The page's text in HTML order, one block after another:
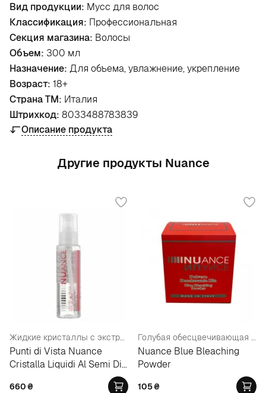
Вид продукции: Мусс для волос
Классификация: Профессиональная
Секция магазина: Волосы
Объем: 300 мл
Назначение: Для объема, увлажнение, укрепление
Возраст: 18+
Страна ТМ: Италия
Штрихкод: 8033488783839
Описание продукта
Другие продукты Nuance
Жидкие кристаллы с экстрактом семен льна
Punti di Vista Nuance
Cristalla Liquidi Al Semi Di
660₴
Голубая обесцвечивающая пудра
Nuance Blue Bleaching
Powder
105₴